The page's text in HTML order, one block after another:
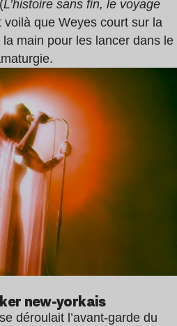
L’histoire sans fin, le voyage
que Weyes court sur la
main pour les lancer dans le
new-yorkais
déroulait l’avant-garde du